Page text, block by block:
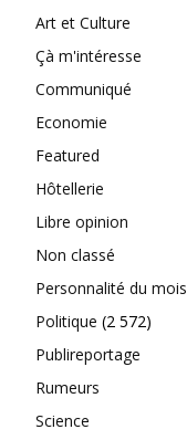
Art et Culture
Çà m'intéresse
Communiqué
Economie
Featured
Hôtellerie
Libre opinion
Non classé
Personnalité du mois
Politique (2 572)
Publireportage
Rumeurs
Science